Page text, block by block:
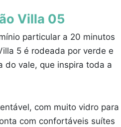
Villa 05
particular a 20 minutos
5 é rodeada por verde e
do vale, que inspira toda a
com muito vidro para
com confortáveis suítes